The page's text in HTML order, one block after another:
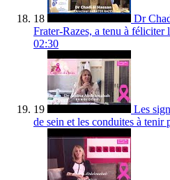
18
Dr
Frater-Razes, a tenu à féliciter
02:30
19
Les
de sein et les conduites à tenir